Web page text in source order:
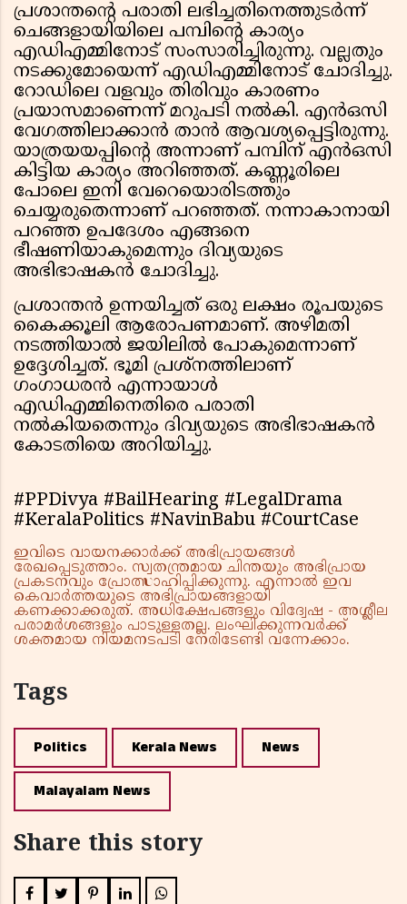
പ്രശാന്തന്റെ പരാതി ലഭിച്ചതിനെത്തുടര്‍ന്ന്
ചെങ്ങളായിയിലെ പമ്പിന്റെ കാര്യം
എഡിഎമ്മിനോട് സംസാരിച്ചിരുന്നു. വല്ലതും
നടക്കുമോയെന്ന് എഡിഎമ്മിനോട് ചോദിച്ചു.
റോഡിലെ വളവും തിരിവും കാരണം
പ്രയാസമാണെന്ന് മറുപടി നല്‍കി. എൻഒസി
വേ​ഗത്തിലാക്കാൻ താൻ ആവശ്യപ്പെട്ടിരുന്നു.
യാത്രയയപ്പിന്റെ അന്നാണ് പമ്പിന് എന്‍ഒസി
കിട്ടിയ കാര്യം അറിഞ്ഞത്. കണ്ണൂരിലെ
പോലെ ഇനി വേറെയൊരിടത്തും
ചെയ്യരുതെന്നാണ് പറഞ്ഞത്. നന്നാകാനായി
പറഞ്ഞ ഉപദേശം എങ്ങനെ
ഭീഷണിയാകുമെന്നും ദിവ്യയുടെ
അഭിഭാഷകന്‍ ചോദിച്ചു.
പ്രശാന്തന്‍ ഉന്നയിച്ചത് ഒരു ലക്ഷം രൂപയുടെ
കൈക്കൂലി ആരോപണമാണ്. അഴിമതി
നടത്തിയാല്‍ ജയിലില്‍ പോകുമെന്നാണ്
ഉദ്ദേശിച്ചത്. ഭൂമി പ്രശ്‌നത്തിലാണ്
ഗംഗാധരന്‍ എന്നായാള്‍
എഡിഎമ്മിനെതിരെ പരാതി
നല്‍കിയതെന്നും ദിവ്യയുടെ അഭിഭാഷകൻ
കോടതിയെ അറിയിച്ചു.
#PPDivya #BailHearing #LegalDrama
#KeralaPolitics #NavinBabu #CourtCase
ഇവിടെ വായനക്കാർക്ക് അഭിപ്രായങ്ങൾ
രേഖപ്പെടുത്താം. സ്വതന്ത്രമായ ചിന്തയും അഭിപ്രായ
പ്രകടനവും പ്രോത്സാഹിപ്പിക്കുന്നു. എന്നാൽ ഇവ
കെവാർത്തയുടെ അഭിപ്രായങ്ങളായി
കണക്കാക്കരുത്. അധിക്ഷേപങ്ങളും വിദ്വേഷ - അശ്ലീല
പരാമർശങ്ങളും പാടുള്ളതല്ല. ലംഘിക്കുന്നവർക്ക്
ശക്തമായ നിയമനടപടി നേരിടേണ്ടി വന്നേക്കാം.
Tags
Politics Kerala News News
Malayalam News
Share this story